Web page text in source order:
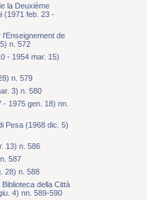
la Deuxième
(1971 feb. 23 -
de
n. 572
- 1954 mar. 15)
n. 579
3) n. 580
1975 gen. 18) nn.
Pesa (1968 dic. 5)
13) n. 586
587
28) n. 588
della Città
4) nn. 589-590